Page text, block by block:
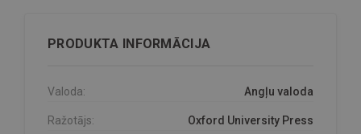
PRODUKTA INFORMĀCIJA
Valoda: Angļu valoda
Ražotājs: Oxford University Press